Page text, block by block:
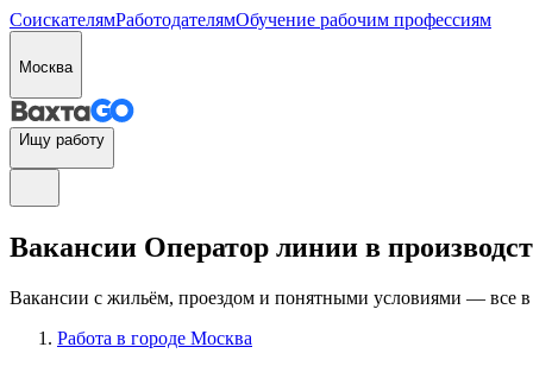
СоискателямРаботодателямОбучение рабочим профессиям
Москва
Ищу работу
Вакансии Оператор линии в
Вакансии с жильём, проездом и понятными условиями — все в
Работа в городе Москва